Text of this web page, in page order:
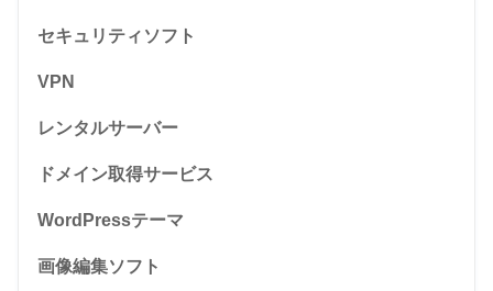
セキュリティソフト
VPN
レンタルサーバー
ドメイン取得サービス
WordPressテーマ
画像編集ソフト